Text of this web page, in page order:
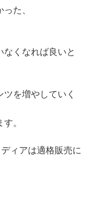
た、
くなれば良いと
を増やしていく
。
ィアは適格販売に